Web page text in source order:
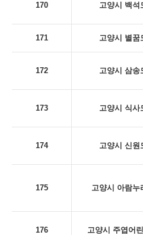
170 고양시 백석
171 고양시 별꿈
172 고양시 삼송
173 고양시 식사
174 고양시 신원
175 고양시 아람누
176 고양시 주엽어